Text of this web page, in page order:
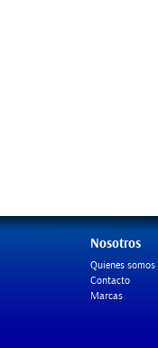
Nosotros
Quienes somos
Contacto
Marcas